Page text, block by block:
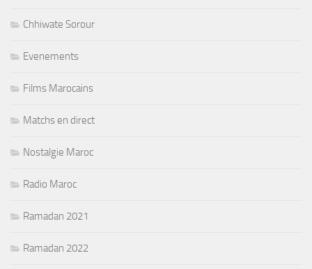
Chhiwate Sorour
Evenements
Films Marocains
Matchs en direct
Nostalgie Maroc
Radio Maroc
Ramadan 2021
Ramadan 2022